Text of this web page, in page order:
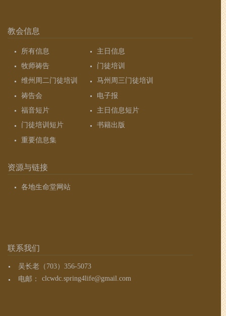
教会信息
所有信息
主日信息
牧师祷告
门徒培训
维州周二门徒培训
马州周三门徒培训
祷告会
电子报
福音短片
主日信息短片
门徒培训短片
书籍出版
重要信息集
资源与链接
各地生命堂网站
联系我们
吴长老（703）356-5073
电邮：
clcwdc.spring4life@gmail.com